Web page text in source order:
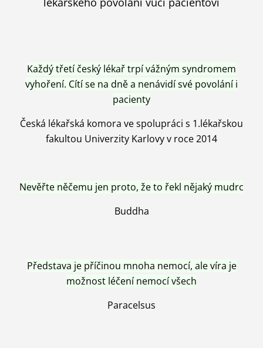
Každý třetí český lékař trpí vážným syndromem
vyhoření. Cítí se na dně a nenávidí své povolání i
pacienty
Česká lékařská komora ve spolupráci s 1.lékařskou
fakultou Univerzity Karlovy v roce 2014
Nevěřte něčemu jen proto, že to řekl nějaký mudrc
Buddha
Představa je příčinou mnoha nemocí, ale víra je
možnost léčení nemocí všech
Paracelsus